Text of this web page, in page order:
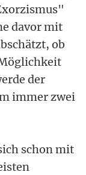
davor mit
ob
der
immer zwei
schon mit